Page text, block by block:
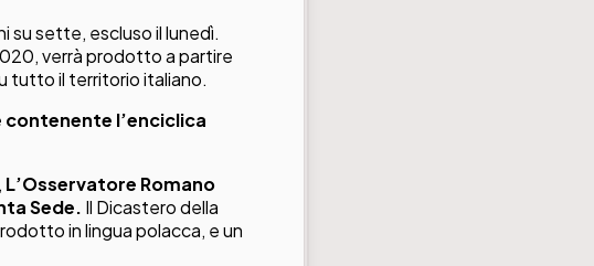
su sette, escluso il lunedì.
verrà prodotto a partire
tutto il territorio italiano.
contenente l’enciclica
L’Osservatore Romano
Sede. Il Dicastero della
in lingua polacca, e un